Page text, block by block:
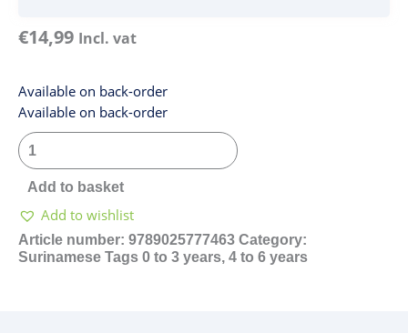
€14,99 Incl. vat
Available on back-order
Available on back-order
Anansi
nanga
a
gridi
tigri
quantity
Add to basket
Add to wishlist
Article number: 9789025777463 Category:
Surinamese Tags 0 to 3 years, 4 to 6 years